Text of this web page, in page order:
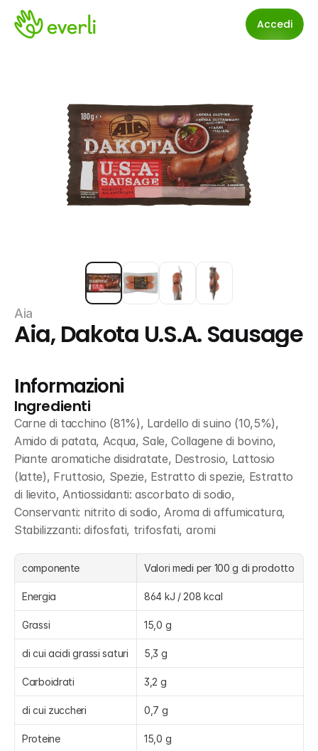
Accedi
Aia
Aia, Dakota U.S.A. Sausage
Informazioni
Ingredienti
Carne di tacchino (81%), Lardello di suino (10,5%),
Amido di patata, Acqua, Sale, Collagene di bovino,
Piante aromatiche disidratate, Destrosio, Lattosio
(latte), Fruttosio, Spezie, Estratto di spezie, Estratto
di lievito, Antiossidanti: ascorbato di sodio,
Conservanti: nitrito di sodio, Aroma di affumicatura,
Stabilizzanti: difosfati, trifosfati, aromi
componente Valori medi per 100 g di prodotto
Energia 864 kJ / 208 kcal
Grassi 15,0 g
di cui acidi grassi saturi 5,3 g
Carboidrati 3,2 g
di cui zuccheri 0,7 g
Proteine 15,0 g